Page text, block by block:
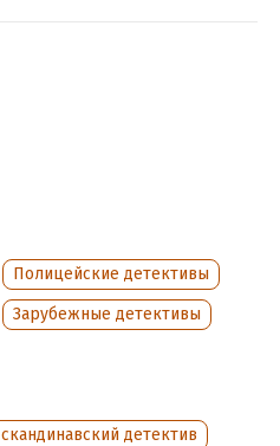
Полицейские детективы
Зарубежные детективы
скандинавский детектив